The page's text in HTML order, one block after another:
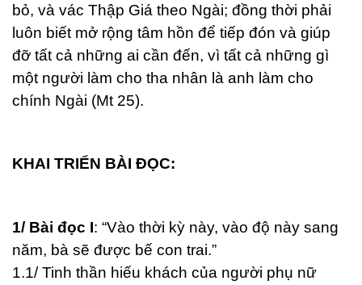
bỏ, và vác Thập Giá theo Ngài; đồng thời phải
luôn biết mở rộng tâm hồn để tiếp đón và giúp
đỡ tất cả những ai cần đến, vì tất cả những gì
một người làm cho tha nhân là anh làm cho
chính Ngài (Mt 25).
KHAI TRIỂN BÀI ĐỌC:
1/ Bài đọc I: “Vào thời kỳ này, vào độ này sang
năm, bà sẽ được bế con trai.”
1.1/ Tinh thần hiếu khách của người phụ nữ